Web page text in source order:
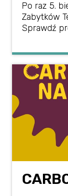
Po raz 5.
Zabytków
Sprawdź